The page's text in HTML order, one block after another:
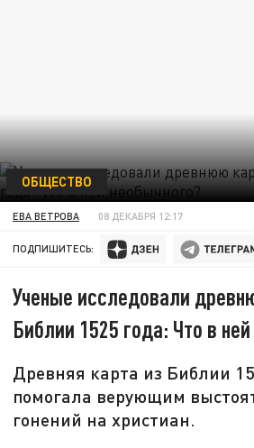
ОБЩЕСТВО
ЕВА ВЕТРОВА 08 ДЕКАБРЯ 12:17
ПОДПИШИТЕСЬ:
Ученые исследовали
Библии 1525 года: Что в
Древняя карта из Библии
помогала верующим
гонений на христиан.